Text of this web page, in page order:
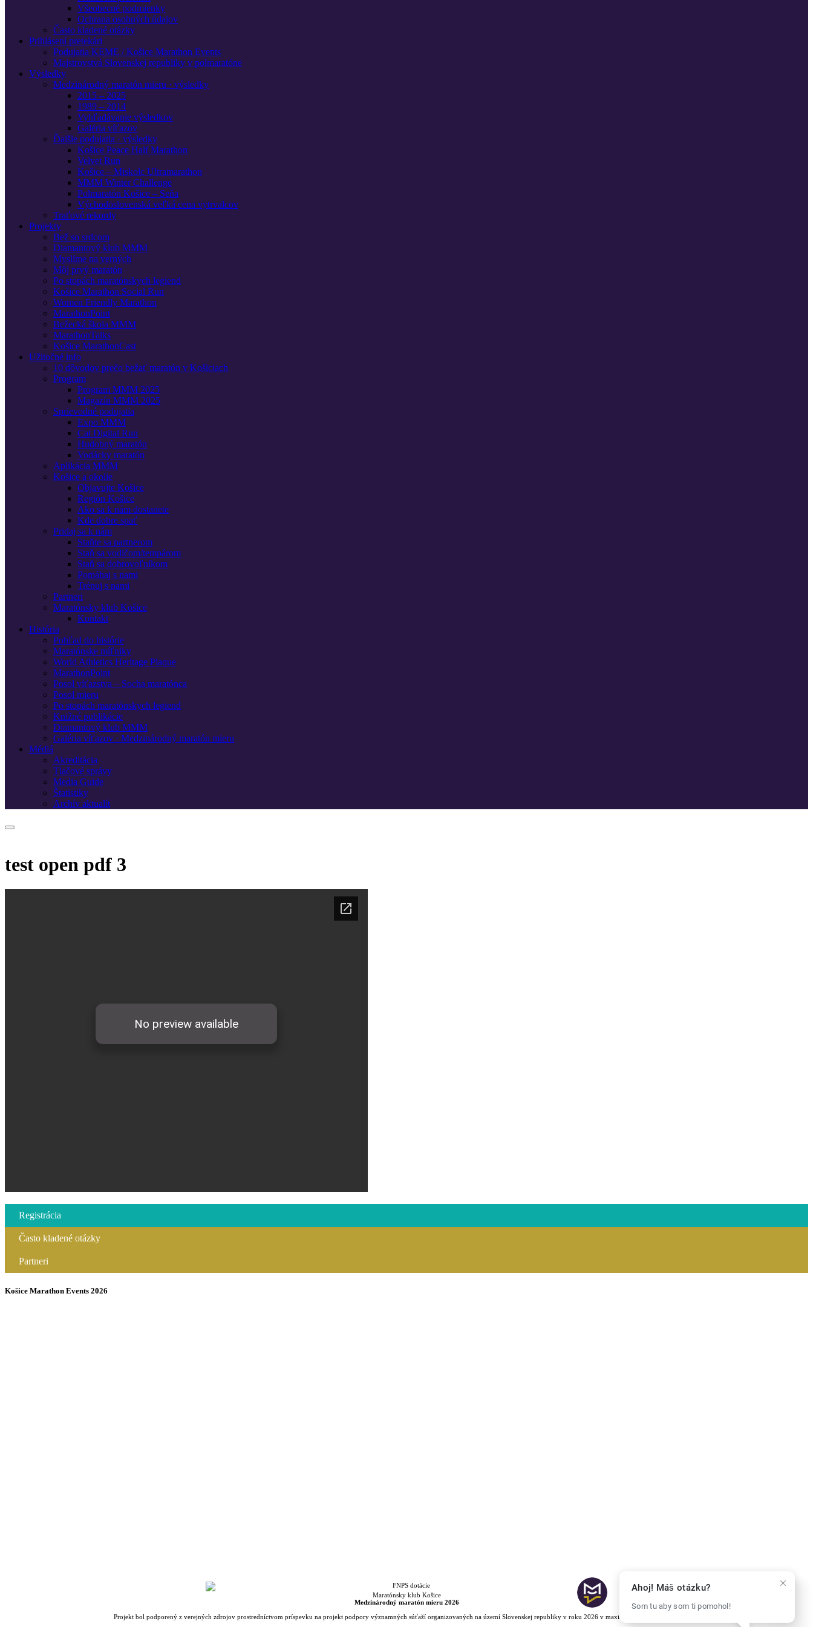
Všeobecné podmienky
Ochrana osobných údajov
Často kladené otázky
Prihlásení pretekári
Podujatia KEME / Košice Marathon Events
Majstrovstvá Slovenskej republiky v polmaratóne
Výsledky
Medzinárodný maratón mieru · výsledky
2015 – 2025
1989 – 2014
Vyhľadávanie výsledkov
Galéria víťazov
Ďalšie podujatia · výsledky
Košice Peace Half Marathon
Velvet Run
Košice – Miskolc Ultramarathon
MMM Winter Challenge
Polmaratón Košice – Seňa
Východoslovenská veľká cena vytrvalcov
Traťové rekordy
Projekty
Bež so srdcom
Diamantový klub MMM
Myslíme na verných
Môj prvý maratón
Po stopách maratónskych legiend
Košice Marathon Social Run
Women Friendly Marathon
MarathonPoint
Bežecká škola MMM
MarathonTalks
Košice MarathonCast
Užitočné info
10 dôvodov prečo bežať maratón v Košiciach
Program
Program MMM 2025
Magazín MMM 2025
Sprievodné podujatia
Expo MMM
Cat Digital Run
Hudobný maratón
Vodácky maratón
Aplikácia MMM
Košice a okolie
Objavujte Košice
Región Košice
Ako sa k nám dostanete
Kde dobre spať
Pridaj sa k nám
Staňte sa partnerom
Staň sa vodičom/tempárom
Staň sa dobrovoľníkom
Pomáhaj s nami
Trénuj s nami
Partneri
Maratónsky klub Košice
Kontakt
História
Pohľad do histórie
Maratónske míľniky
World Athletics Heritage Plaque
MarathonPoint
Posol víťazstva – Socha maratónca
Posol mieru
Po stopách maratónskych legiend
Knižné publikácie
Diamantový klub MMM
Galéria víťazov · Medzinárodný maratón mieru
Médiá
Akreditácia
Tlačové správy
Media Guide
Štatistiky
Archív aktualít
test open pdf 3
Registrácia
Často kladené otázky
Partneri
Košice Marathon Events 2026
Maratónsky klub Košice
Medzinárodný maratón mieru 2026
Projekt bol podporený z verejných zdrojov prostredníctvom príspevku na projekt podpory významných súťaží organizovaných na území Slovenskej republiky v roku 2026 v maximálnej výške
Ahoj! Máš otázku?
Som tu aby som ti pomohol!